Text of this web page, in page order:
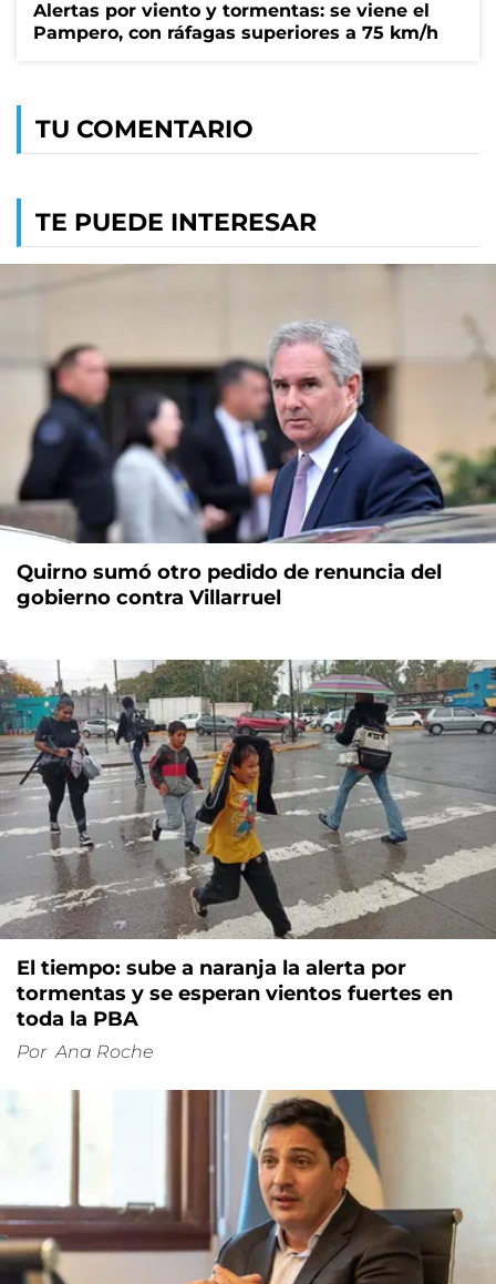
Alertas por viento y tormentas: se viene el
Pampero, con ráfagas superiores a 75 km/h
TU COMENTARIO
TE PUEDE INTERESAR
Quirno sumó otro pedido de renuncia del
El tiempo: sube a naranja la alerta por
tormentas y se esperan vientos fuertes en
toda la PBA
Ana Roche